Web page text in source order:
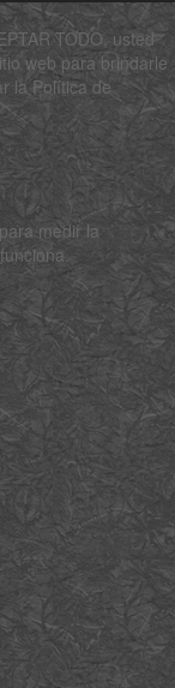
TODO, usted
web para brindarle
la Política de
medir la